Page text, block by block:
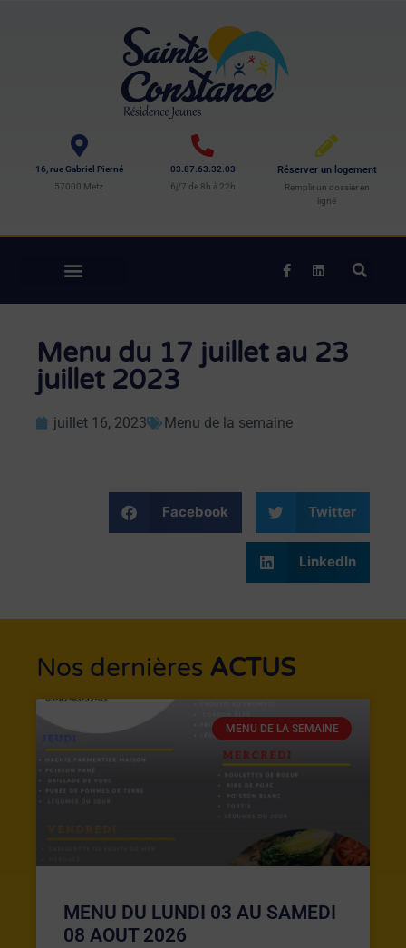
16, rue Gabriel Pierné
57000 Metz
03.87.63.32.03
6j/7 de 8h à 22h
Réserver un logement
Remplir un dossier en
ligne
Menu du 17 juillet au 23
juillet 2023
juillet 16, 2023 Menu de la semaine
Facebook Twitter
LinkedIn
Nos dernières ACTUS
MENU DE LA SEMAINE
MENU DU LUNDI 03 AU SAMEDI
08 AOUT 2026